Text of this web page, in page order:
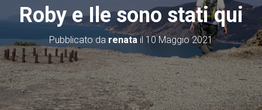
O
N
E
T
O
G
G
L
E
Roby e Ile sono stati qui
Pubblicato da renata il10 Maggio 2021